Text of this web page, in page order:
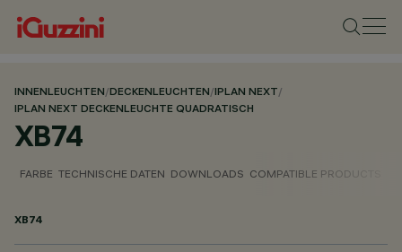
INNENLEUCHTEN/DECKENLEUCHTEN/IPLAN NEXT/
IPLAN NEXT DECKENLEUCHTE QUADRATISCH
XB74
FARBE TECHNISCHE DATEN DOWNLOADS COMPATIBLE PRODUCTS
XB74